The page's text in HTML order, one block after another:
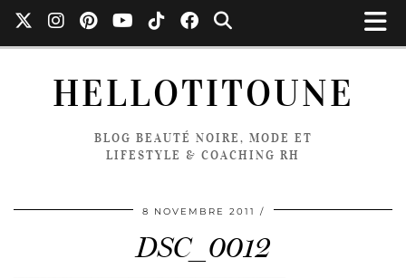
HELLOTITOUNE
BLOG BEAUTÉ NOIRE, MODE ET
LIFESTYLE & COACHING RH
8 NOVEMBRE 2011
DSC_0012